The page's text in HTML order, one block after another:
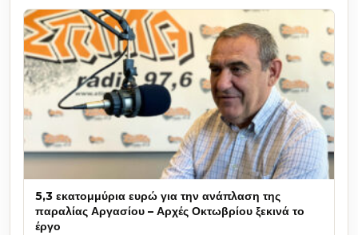
5,3 εκατομμύρια ευρώ για την ανάπλαση της
παραλίας Αργασίου – Αρχές Οκτωβρίου ξεκινά το
έργο